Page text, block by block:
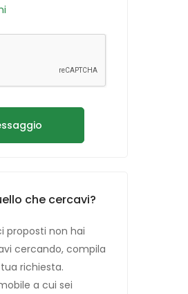
che cercavi?
proposti non hai
cercando, compila
richiesta.
a cui sei